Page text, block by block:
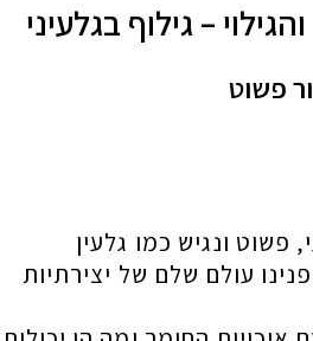
– גילוף בגלעיני
פשוט
פשוט ונגיש כמו גלעין
עולם שלם של יצירתיות